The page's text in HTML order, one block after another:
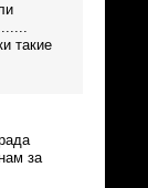
такие
за